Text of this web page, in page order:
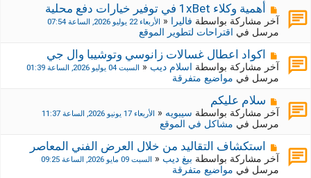
م
ش
ر
ك
ة
ج
د
د
ة
أهمية وكلاء 1xBet في توفير خيارات دفع محلية
آخر مشاركة بواسطة فاليرا « الأربعاء 22 يوليو 2026, الساعة 07:54
مرسل في اقتراحات لتطوير الموقع
م
ش
ر
ك
ة
ج
د
د
ة
اكواد اعطال غسالات زانوسي وتوشيبا وال جي
آخر مشاركة بواسطة اسلام ديب« السبت 04 يوليو 2026, الساعة 01:39
مرسل في مواضيع متفرقة
م
ش
ر
ك
ة
ج
سلام عليكم
آخر مشاركة بواسطة سيبويه« الأربعاء 17 يونيو 2026, الساعة 11:37
مرسل في مشاكل في الموقع
م
ش
استكشاف التقاليد من خلال العرض الفني المعاصر
آخر مشاركة بواسطة بيغ ديب« السبت 09 مايو 2026, الساعة 09:25
مرسل في مواضيع متفرقة